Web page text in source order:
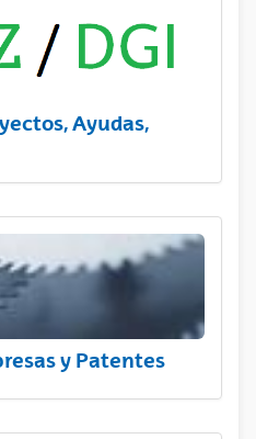
Ayudas,
y Patentes